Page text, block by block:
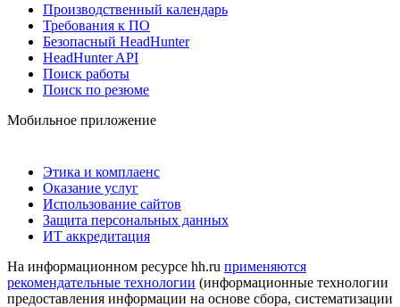
Производственный календарь
Требования к ПО
Безопасный HeadHunter
HeadHunter API
Поиск работы
Поиск по резюме
Мобильное приложение
Этика и комплаенс
Оказание услуг
Использование сайтов
Защита персональных данных
ИТ аккредитация
На информационном ресурсе hh.ru применяются
рекомендательные технологии (информационные технологии
предоставления информации на основе сбора, систематизации